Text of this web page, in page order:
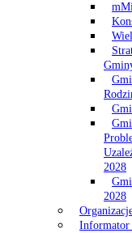
2028
2028
Informator